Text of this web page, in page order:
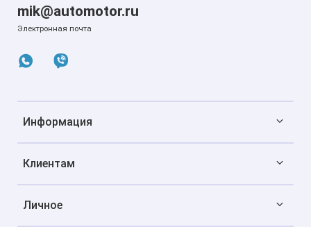
Информация
Клиентам
Личное
mik@automotor.ru
Электронная почта